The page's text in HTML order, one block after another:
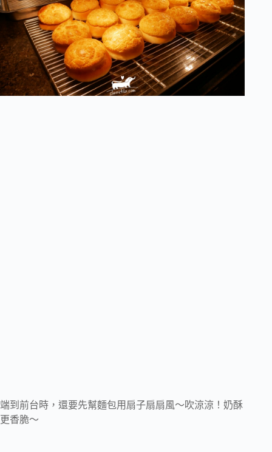
端到前台時，還要先幫麵包用扇子扇扇風～吹涼涼！奶酥
更香脆～